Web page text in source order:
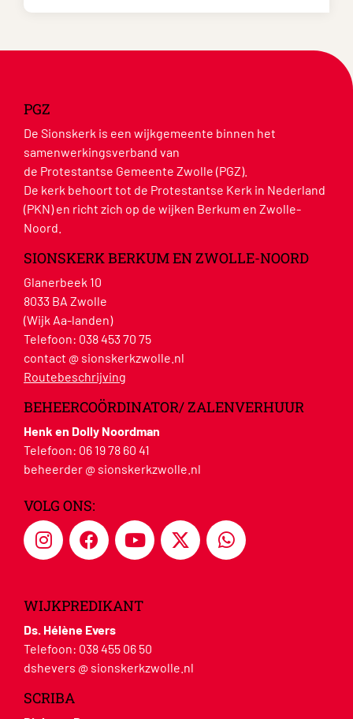
PGZ
De Sionskerk is een wijkgemeente binnen het
samenwerkingsverband van
de Protestantse Gemeente Zwolle (PGZ).
De kerk behoort tot de Protestantse Kerk in Nederland
(PKN) en richt zich op de wijken Berkum en Zwolle-
Noord.
SIONSKERK BERKUM EN ZWOLLE-NOORD
Glanerbeek 10
8033 BA Zwolle
(Wijk Aa-landen)
Telefoon: 038 453 70 75
contact @ sionskerkzwolle.nl
Routebeschrijving
BEHEERCOÖRDINATOR/ ZALENVERHUUR
Henk en Dolly Noordman
Telefoon: 06 19 78 60 41
beheerder @ sionskerkzwolle.nl
VOLG ONS:
WIJKPREDIKANT
Ds. Hélène Evers
Telefoon: 038 455 06 50
dshevers @ sionskerkzwolle.nl
SCRIBA